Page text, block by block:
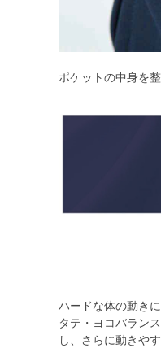
ポケットの中身を
ハードな体の動き
タテ・ヨコバラン
し、さらに動きや